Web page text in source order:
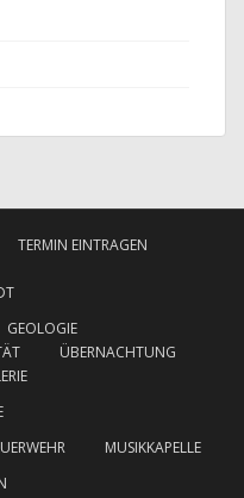
TERMIN EINTRAGEN
GEOLOGIE
ÜBERNACHTUNG
MUSIKKAPELLE